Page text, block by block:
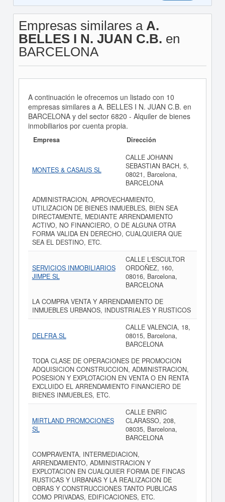
Empresas similares a A.
BELLES I N. JUAN C.B. en
BARCELONA
A continuación le ofrecemos un listado con 10
empresas similares a A. BELLES I N. JUAN C.B. en
BARCELONA y del sector 6820 - Alquiler de bienes
inmobiliarios por cuenta propia.
Empresa Dirección
MONTES & CASAUS SL
CALLE JOHANN
SEBASTIAN BACH, 5,
08021, Barcelona,
BARCELONA
ADMINISTRACION, APROVECHAMIENTO,
UTILIZACION DE BIENES INMUEBLES, BIEN SEA
DIRECTAMENTE, MEDIANTE ARRENDAMIENTO
ACTIVO, NO FINANCIERO, O DE ALGUNA OTRA
FORMA VALIDA EN DERECHO, CUALQUIERA QUE
SEA EL DESTINO, ETC.
SERVICIOS INMOBILIARIOS
JIMPE SL
CALLE L'ESCULTOR
ORDOÑEZ, 160,
08016, Barcelona,
BARCELONA
LA COMPRA VENTA Y ARRENDAMIENTO DE
INMUEBLES URBANOS, INDUSTRIALES Y RUSTICOS
DELFRA SL
CALLE VALENCIA, 18,
08015, Barcelona,
BARCELONA
TODA CLASE DE OPERACIONES DE PROMOCION
ADQUISICION CONSTRUCCION, ADMINISTRACION,
POSESION Y EXPLOTACION EN VENTA O EN RENTA
EXCLUIDO EL ARRENDAMIENTO FINANCIERO DE
BIENES INMUEBLES, ETC.
MIRTLAND PROMOCIONES
SL
CALLE ENRIC
CLARASSO, 208,
08035, Barcelona,
BARCELONA
COMPRAVENTA, INTERMEDIACION,
ARRENDAMIENTO, ADMINISTRACION Y
EXPLOTACION EN CUALQUIER FORMA DE FINCAS
RUSTICAS Y URBANAS Y LA REALIZACION DE
OBRAS Y CONSTRUCCIONES TANTO PUBLICAS
COMO PRIVADAS, EDIFICACIONES, ETC.